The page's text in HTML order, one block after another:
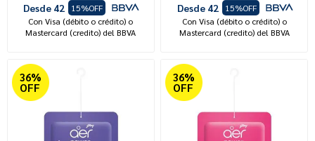
Desde 42
15%OFF
Con Visa (débito o crédito) o
Mastercard (credito) del BBVA
Desde 42
15%OFF
Con Visa (débito o crédito) o
Mastercard (credito) del BBVA
36%
OFF
36%
OFF